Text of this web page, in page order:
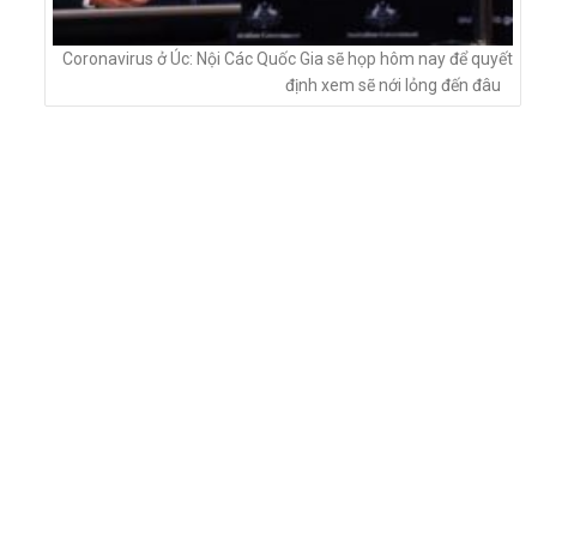
Coronavirus ở Úc: Nội Các Quốc Gia sẽ họp hôm nay để quyết
định xem sẽ nới lỏng đến đâu